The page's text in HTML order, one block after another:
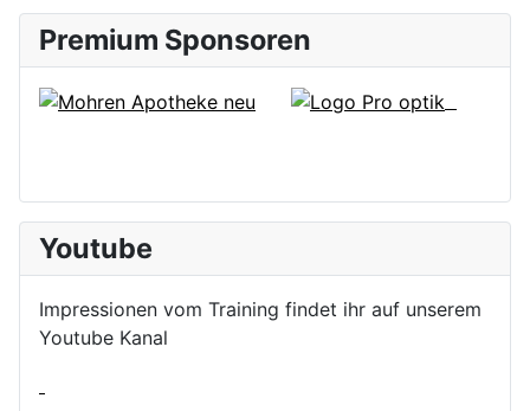
Premium Sponsoren
Youtube
Impressionen vom Training findet ihr auf unserem
Youtube Kanal